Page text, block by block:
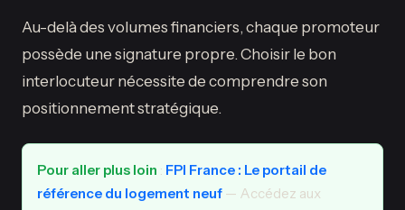
Au-delà des volumes financiers, chaque promoteur
possède une signature propre. Choisir le bon
interlocuteur nécessite de comprendre son
positionnement stratégique.
Pour aller plus loin : FPI France : Le portail de
référence du logement neuf — Accédez aux